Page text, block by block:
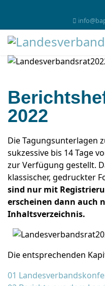
2022
Die Tagungsunterlagen
sukzessive bis 14 Tage
zur Verfügung gestellt.
klassischer, gedruckter
sind nur mit
erscheinen dann auch
Inhaltsverzeichnis.
Die entsprechenden
01